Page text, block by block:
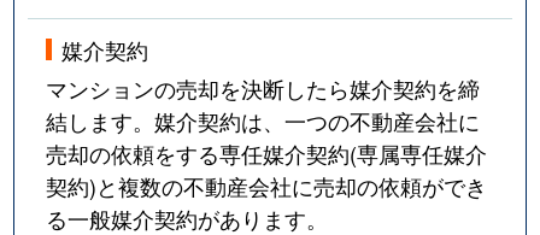
媒介契約
マンションの売却を決断したら媒介契約を締
結します。媒介契約は、一つの不動産会社に
売却の依頼をする専任媒介契約(専属専任媒介
契約)と複数の不動産会社に売却の依頼ができ
る一般媒介契約があります。